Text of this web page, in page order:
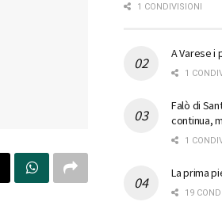
1 CONDIVISIONI
A Varese i
1
Falò di
continua,
1
La prima
19